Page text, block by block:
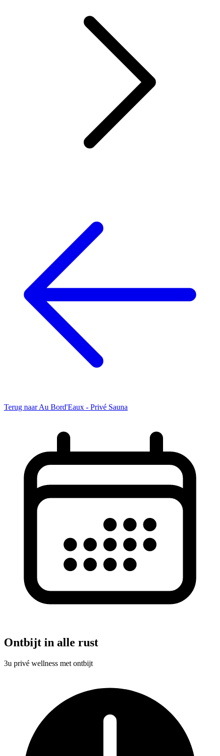
Terug naar Au Bord'Eaux - Privé Sauna
Ontbijt in alle rust
3u privé wellness met ontbijt